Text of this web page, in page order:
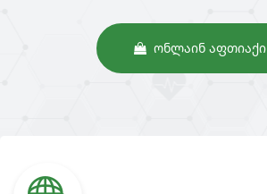
ᲝᲜᲚᲐᲘᲜ ᲐᲤᲗᲘᲐᲥᲘ